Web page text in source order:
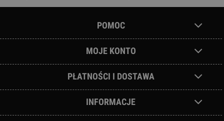
POMOC
MOJE KONTO
PŁATNOŚCI I DOSTAWA
INFORMACJE